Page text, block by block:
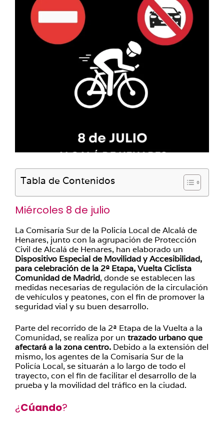
Tabla de Contenidos
Miércoles 8 de julio
La Comisaría Sur de la Policía Local de Alcalá de
Henares, junto con la agrupación de Protección
Civil de Alcalá de Henares, han elaborado un
Dispositivo Especial de Movilidad y Accesibilidad,
para celebración de la 2º Etapa, Vuelta Ciclista
Comunidad de Madrid, donde se establecen las
medidas necesarias de regulación de la circulación
de vehículos y peatones, con el fin de promover la
seguridad vial y su buen desarrollo.
Parte del recorrido de la 2ª Etapa de la Vuelta a la
Comunidad, se realiza por un trazado urbano que
afectará a la zona centro. Debido a la extensión del
mismo, los agentes de la Comisaría Sur de la
Policía Local, se situarán a lo largo de todo el
trayecto, con el fin de facilitar el desarrollo de la
prueba y la movilidad del tráfico en la ciudad.
¿Cúando?